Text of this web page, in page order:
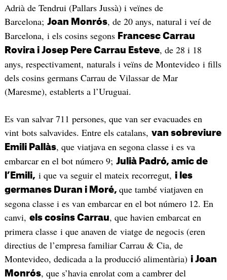
Adrià de Tendrui (Pallars Jussà) i veïnes de
Barcelona; Joan Monrós, de 20 anys, natural i veí de
Barcelona, i els cosins segons Francesc Carrau
Rovira i Josep Pere Carrau Esteve, de 28 i 18
anys, respectivament, naturals i veïns de Montevideo i fills
dels cosins germans Carrau de Vilassar de Mar
(Maresme), establerts a l’Uruguai.
Es van salvar 711 persones, que van ser evacuades en
vint bots salvavides. Entre els catalans, van sobreviure
Emili Pallàs, que viatjava en segona classe i es va
embarcar en el bot número 9; Julià Padró, amic de
l’Emili, i que va seguir el mateix recorregut, i les
germanes Duran i Moré, que també viatjaven en
segona classe i es van embarcar en el bot número 12. En
canvi, els cosins Carrau, que havien embarcat en
primera classe i que anaven de viatge de negocis (eren
directius de l’empresa familiar Carrau & Cia, de
Montevideo, dedicada a la producció alimentària) i Joan
Monrós, que s’havia enrolat com a cambrer del